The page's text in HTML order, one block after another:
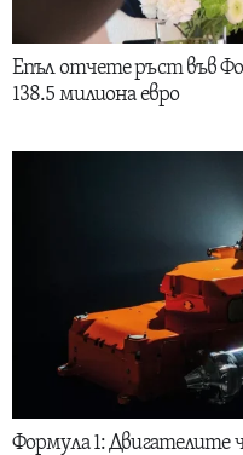
Епъл отчете ръст във
138.5 милиона евро
Формула 1: Двигателите